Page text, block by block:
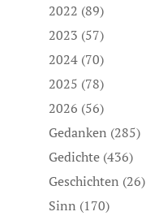
2022 (89)
2023 (57)
2024(70)
2025 (78)
2026 (56)
Gedanken (285)
Gedichte(436)
Geschichten (26)
Sinn (170)